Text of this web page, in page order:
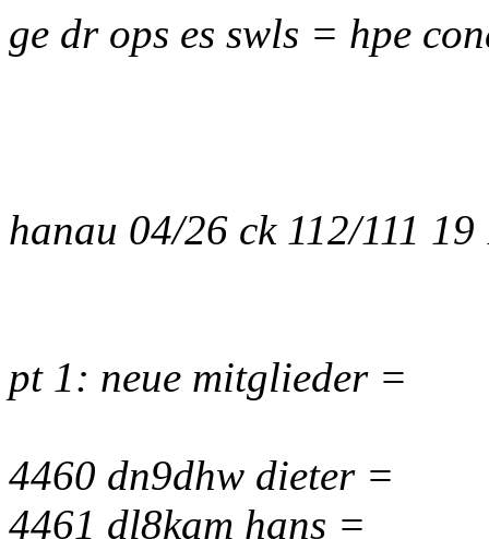
ge dr ops es swls = hpe
hanau 04/26 ck 112/111
pt 1: neue mitglieder =
4460 dn9dhw dieter =
4461 dl8kam hans =